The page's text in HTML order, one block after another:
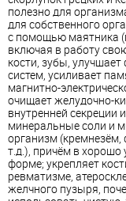
полезно для
для собственного
с помощью маятника
включая в работу
кости, зубы,
систем, усиливает
магнитно-
очищает желудочно-
внутренней секреции
минеральные соли и
организм
т.д.), причём в
форме; укрепляет
ревматизме,
желчного пузыря,